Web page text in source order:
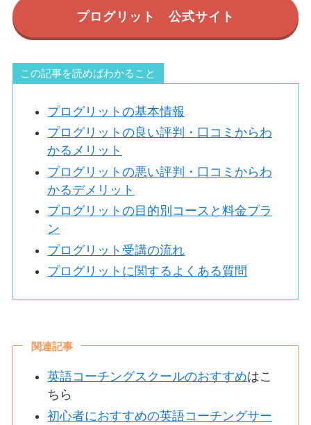
プログリット 公式サイト
この記事を読めばわかること
プログリットの基本情報
プログリットの良い評判・口コミからわ
かるメリット
プログリットの悪い評判・口コミからわ
かるデメリット
プログリットの目的別コースと料金プラ
ン
プログリット受講の流れ
プログリットに関するよくある質問
関連記事
英語コーチングスクールのおすすめはこ
ちら
初心者におすすめの英語コーチングサー